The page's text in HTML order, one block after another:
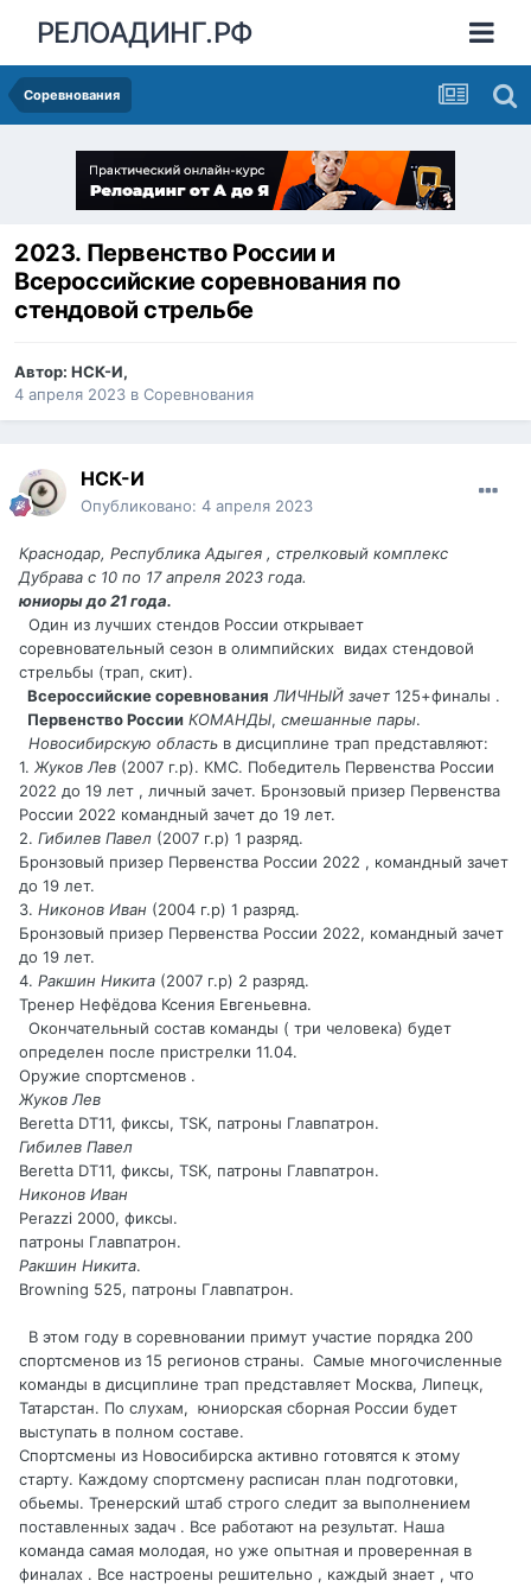
РЕЛОАДИНГ.РФ
Соревнования
2023. Первенство России и
Всероссийские соревнования по
стендовой стрельбе
Автор: НСК-И,
4 апреля 2023 в Соревнования
НСК-И
Опубликовано: 4 апреля 2023
Краснодар, Республика Адыгея , стрелковый комплекс
Дубрава с 10 по 17 апреля 2023 года.
юниоры до 21 года.
Один из лучших стендов России открывает
соревновательный сезон в олимпийских видах стендовой
стрельбы (трап, скит).
Всероссийские соревнования ЛИЧНЫЙ зачет 125+финалы .
Первенство России КОМАНДЫ, смешанные пары.
Новосибирскую область в дисциплине трап представляют:
1. Жуков Лев (2007 г.р). КМС. Победитель Первенства России
2022 до 19 лет , личный зачет. Бронзовый призер Первенства
России 2022 командный зачет до 19 лет.
2. Гибилев Павел (2007 г.р) 1 разряд.
Бронзовый призер Первенства России 2022 , командный зачет
до 19 лет.
3. Никонов Иван (2004 г.р) 1 разряд.
Бронзовый призер Первенства России 2022, командный зачет
до 19 лет.
4. Ракшин Никита (2007 г.р) 2 разряд.
Тренер Нефёдова Ксения Евгеньевна.
Окончательный состав команды ( три человека) будет
определен после пристрелки 11.04.
Оружие спортсменов .
Жуков Лев
Beretta DT11, фиксы, TSK, патроны Главпатрон.
Гибилев Павел
Beretta DT11, фиксы, TSK, патроны Главпатрон.
Никонов Иван
Perazzi 2000, фиксы.
патроны Главпатрон.
Ракшин Никита.
Browning 525, патроны Главпатрон.
В этом году в соревновании примут участие порядка 200
спортсменов из 15 регионов страны. Самые многочисленные
команды в дисциплине трап представляет Москва, Липецк,
Татарстан. По слухам, юниорская сборная России будет
выступать в полном составе.
Спортсмены из Новосибирска активно готовятся к этому
старту. Каждому спортсмену расписан план подготовки,
обьемы. Тренерский штаб строго следит за выполнением
поставленных задач . Все работают на результат. Наша
команда самая молодая, но уже опытная и проверенная в
финалах . Все настроены решительно , каждый знает , что